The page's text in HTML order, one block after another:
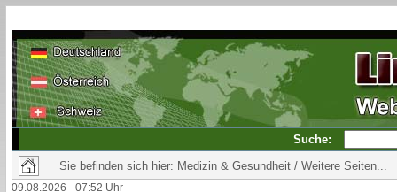
Suche:
Sie befinden sich hier: Medizin & Gesundheit / Weitere Seiten...
09.08.2026 - 07:52 Uhr